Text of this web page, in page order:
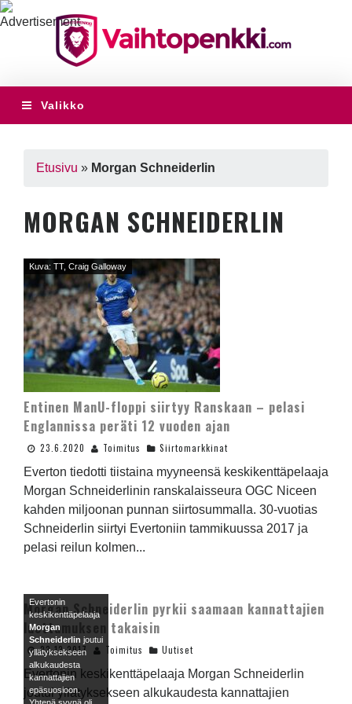
Valikko
Etusivu » Morgan Schneiderlin
MORGAN SCHNEIDERLIN
Kuva: TT, Craig Galloway
Entinen ManU-floppi siirtyy Ranskaan – pelasi
Englannissa peräti 12 vuoden ajan
23.6.2020 Toimitus Siirtomarkkinat
Everton tiedotti tiistaina myyneensä keskikenttäpelaaja
Morgan Schneiderlinin ranskalaisseura OGC Niceen
kahden miljoonan punnan siirtosummalla. 30-vuotias
Schneiderlin siirtyi Evertoniin tammikuussa 2017 ja
pelasi reilun kolmen...
Evertonin
keskikenttäpelaaja
Morgan
Schneiderlin joutui
yllätyksekseen
alkukaudesta
kannattajien
epäsuosioon.
Morgan Schneiderlin pyrkii saamaan kannattajien
luottamuksen takaisin
23.12.2017 Toimitus Uutiset
Evertonin keskikenttäpelaaja Morgan Schneiderlin
joutui yllätyksekseen alkukaudesta kannattajien